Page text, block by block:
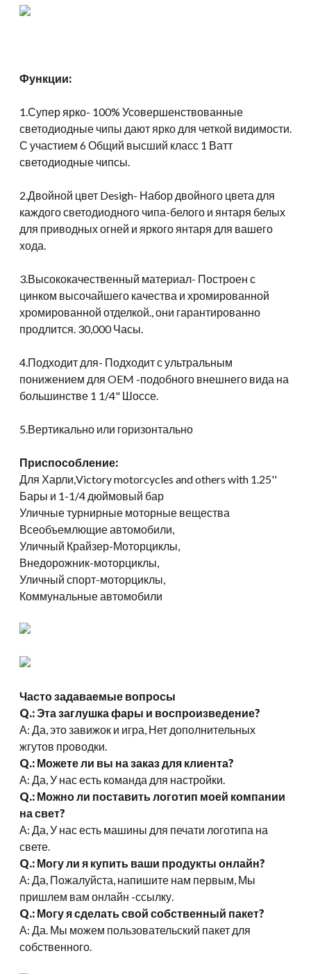
Функции:
1.Супер ярко- 100% Усовершенствованные
светодиодные чипы дают ярко для четкой видимости.
С участием 6 Общий высший класс 1 Ватт
светодиодные чипсы.
2.Двойной цвет Desigh- Набор двойного цвета для
каждого светодиодного чипа-белого и янтаря белых
для приводных огней и яркого янтаря для вашего
хода.
3.Высококачественный материал- Построен с
цинком высочайшего качества и хромированной
хромированной отделкой., они гарантированно
продлится. 30,000 Часы.
4.Подходит для- Подходит с ультральным
понижением для OEM -подобного внешнего вида на
большинстве 1 1/4" Шоссе.
5.Вертикально или горизонтально
Приспособление:
Для Харли, Victory motorcycles and others with 1.25''
Бары и 1-1/4 дюймовый бар
Уличные турнирные моторные вещества
Всеобъемлющие автомобили,
Уличный Крайзер-Моторциклы,
Внедорожник-моторциклы,
Уличный спорт-моторциклы,
Коммунальные автомобили
Часто задаваемые вопросы
Q.: Эта заглушка фары и воспроизведение?
А: Да, это завижок и игра, Нет дополнительных
жгутов проводки.
Q.: Можете ли вы на заказ для клиента?
А: Да, У нас есть команда для настройки.
Q.: Можно ли поставить логотип моей компании
на свет?
А: Да, У нас есть машины для печати логотипа на
свете.
Q.: Могу ли я купить ваши продукты онлайн?
А: Да, Пожалуйста, напишите нам первым, Мы
пришлем вам онлайн -ссылку.
Q.: Могу я сделать свой собственный пакет?
А: Да. Мы можем пользовательский пакет для
собственного.